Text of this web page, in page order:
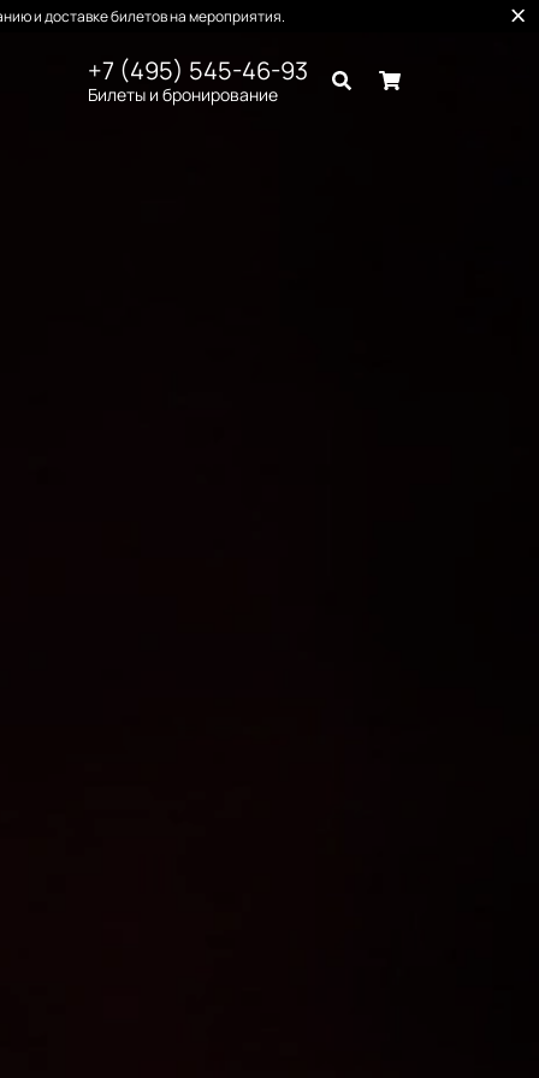
и доставке билетов на мероприятия.
+7 (495) 545-46-93
Билеты и бронирование